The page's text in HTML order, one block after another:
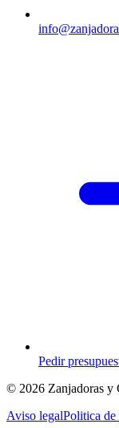
Pedir
© 2026 Zanjadoras y
Aviso legalPolitica de